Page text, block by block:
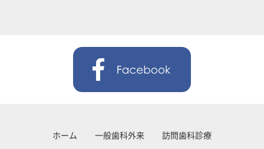
ホーム 一般歯科外来
訪問歯科診療